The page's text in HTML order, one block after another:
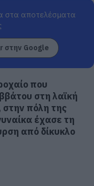
στα αποτελέσματα
στην Google
που
στη λαϊκή
στην πόλη της
έχασε τη
από δίκυκλο